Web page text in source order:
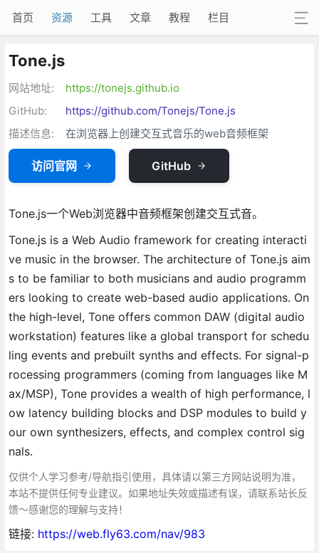
首页 资源 工具 文章 教程 栏目
Tone.js
网站地址:
https://tonejs.github.io
GitHub:
https://github.com/Tonejs/Tone.js
描述信息:
在浏览器上创建交互式音乐的web音频框架
访问官网 GitHub
Tone.js一个Web浏览器中音频框架创建交互式音。
Tone.js is a Web Audio framework for creating interacti
ve music in the browser. The architecture of Tone.js aim
s to be familiar to both musicians and audio programm
ers looking to create web-based audio applications. On
the high-level, Tone offers common DAW (digital audio
workstation) features like a global transport for schedu
ling events and prebuilt synths and effects. For signal-p
rocessing programmers (coming from languages like M
ax/MSP), Tone provides a wealth of high performance, l
ow latency building blocks and DSP modules to build y
our own synthesizers, effects, and complex control sig
nals.
仅供个人学习参考/导航指引使用，具体请以第三方网站说明为准，
本站不提供任何专业建议。如果地址失效或描述有误，请联系站长反
馈～感谢您的理解与支持！
链接: https://web.fly63.com/nav/983